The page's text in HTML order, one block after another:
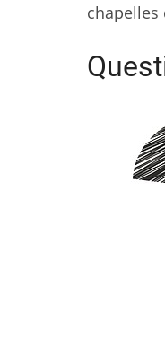
chapelles